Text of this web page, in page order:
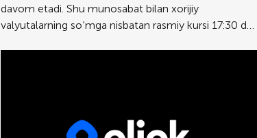
davom etadi. Shu munosabat bilan xorijiy
valyutalarning so‘mga nisbatan rasmiy kursi 17:30 da